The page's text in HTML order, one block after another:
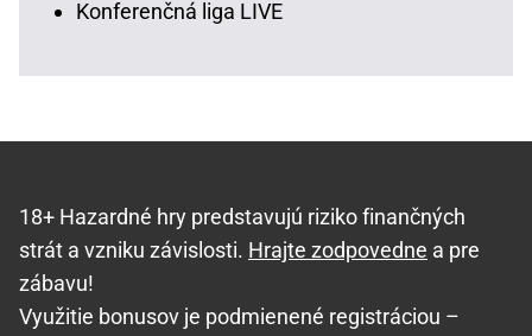
Konferenčná liga LIVE
18+ Hazardné hry predstavujú riziko finančných
strát a vzniku závislosti. Hrajte zodpovedne a pre
zábavu!
Využitie bonusov je podmienené registráciou –